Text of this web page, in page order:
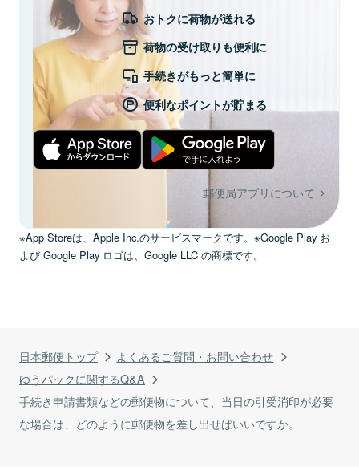
日本郵便トップ
よくあるご質問・お問い合わせ
ゆうパックに関するQ&A
手続き申請書類などの郵便物について、当日の引受消印が必要
な場合は、どのように郵便物を差し出せばいいですか。
おトクに荷物が送れる
荷物の受け取りも便利に
手続きがもっと簡単に
便利なポイントが貯まる
郵便局アプリについて
※App Storeは、Apple Inc.のサービスマークです。※Google Play お
よび Google Play ロゴは、Google LLC の商標です。